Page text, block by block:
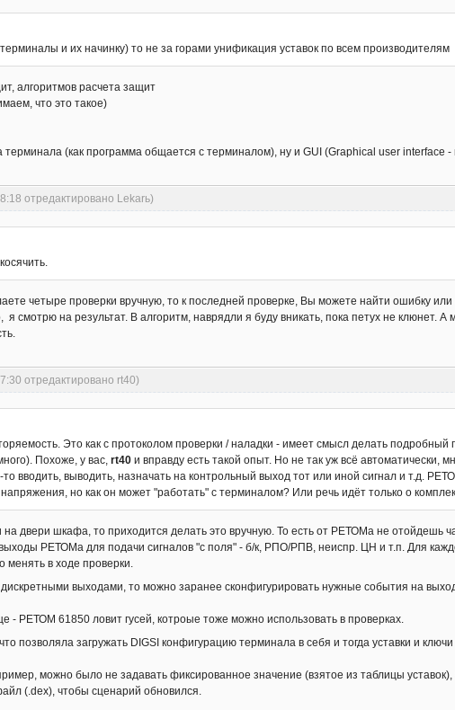
и их начинку) то не за горами унификация уставок по всем производителям
алгоритмов расчета защит
что это такое)
(как программа общается с терминалом), ну и GUI (Graphical user interface
отредактировано Lekarь)
четыре проверки вручную, то к последней проверке, Вы можете найти ошибку
я смотрю на результат. В алгоритм, наврядли я буду вникать, пока петух не клюнет. А
отредактировано rt40)
Это как с протоколом проверки / наладки - имеет смысл делать
Похоже, у вас,rt40 и вправду есть такой опыт. Но не так уж всё автоматически,
вводить, выводить, назначать на контрольный выход тот или иной сигнал и т.д.
но как он может "работать" с терминалом? Или речь идёт только о
двери шкафа, то приходится делать это вручную. То есть от РЕТОМа не отойдешь
РЕТОМа для подачи сигналов "с поля" - б/к, РПО/РПВ, неиспр. ЦН и т.п. Для
менять в ходе проверки.
выходами, то можно заранее сконфигурировать нужные события на
- РЕТОМ 61850 ловит гусей, котроые тоже можно использовать в проверках.
позволяла загружать DIGSI конфигурацию терминала в себя и тогда уставки и
можно было не задавать фиксированное значение (взятое из таблицы
(.dex), чтобы сценарий обновился.